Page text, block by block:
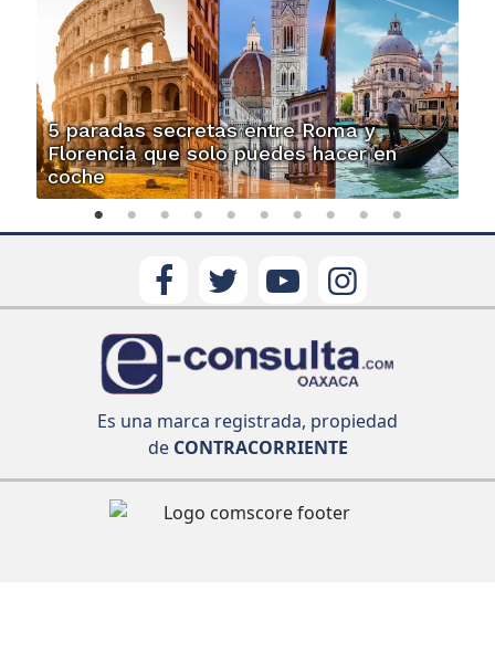
5 paradas secretas entre Roma y
Florencia que solo puedes hacer en
coche
Es una marca registrada, propiedad
deCONTRACORRIENTE